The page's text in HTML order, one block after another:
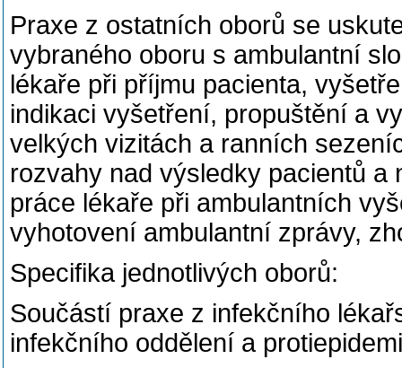
Praxe z ostatních oborů se
vybraného oboru s ambulantní
lékaře při příjmu pacienta,
indikaci vyšetření, propuštění a
velkých vizitách a ranních
rozvahy nad výsledky pacientů a
práce lékaře při ambulantních
vyhotovení ambulantní zprávy,
Specifika jednotlivých oborů:
Součástí praxe z infekčního
infekčního oddělení a